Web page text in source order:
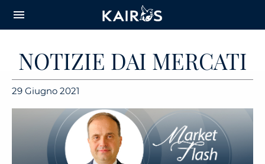
CONTENT
menu
NOTIZIE DAI MERCATI
29 Giugno 2021